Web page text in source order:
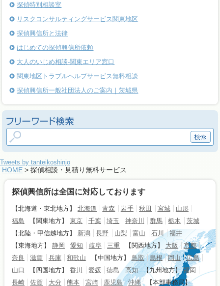
探偵特別相談室
リスクコンサルティングサービス関東地区
探偵興信所と法律
はじめての探偵興信所依頼
大人のいじめ相談-関東エリア窓口
関東地区トラブルヘルプサービス無料相談
探偵興信所一般社団法人のご案内｜茨城県
Tweets by tanteikoshinjo
HOME > 探偵相談・見積り無料サービス
探偵興信所は全国に対応しております
【北海道・東北地方】 北海道 青森 岩手 秋田 宮城
山形
福島
【関東地方】 東京 千葉 埼玉 神奈川 群馬 栃木
茨城
【北陸・甲信越地方】
新潟 長野 山梨 富山 石川
福井
【東海地方】
静岡 愛知 岐阜 三重 【関西地方】 大阪
京都
奈良
滋賀 兵庫 和歌山 【中国地方】 鳥取 島根 岡山
広島
山口
【四国地方】 香川 愛媛 徳島 高知 【九州地方】 福岡
長崎
佐賀 大分 熊本 宮崎 鹿児島 沖縄
【本部事務局】